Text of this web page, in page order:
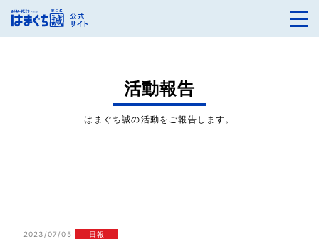
活動報告
はまぐち誠の活動をご報告します。
2023/07/05 日報